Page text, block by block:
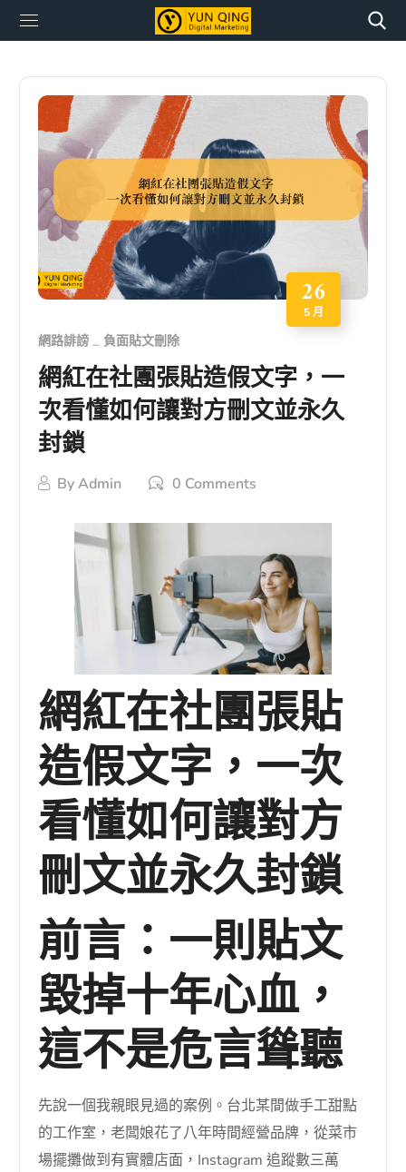
26
5 月
網路誹謗 負面貼文刪除
網紅在社團張貼造假文字，一
次看懂如何讓對方刪文並永久
封鎖
ByAdmin 0 Comments
網紅在社團張貼
造假文字，一次
看懂如何讓對方
刪文並永久封鎖
前言：一則貼文
毀掉十年心血，
這不是危言聳聽
先說一個我親眼見過的案例。台北某間做手工甜點
的工作室，老闆娘花了八年時間經營品牌，從菜市
場擺攤做到有實體店面，Instagram 追蹤數三萬